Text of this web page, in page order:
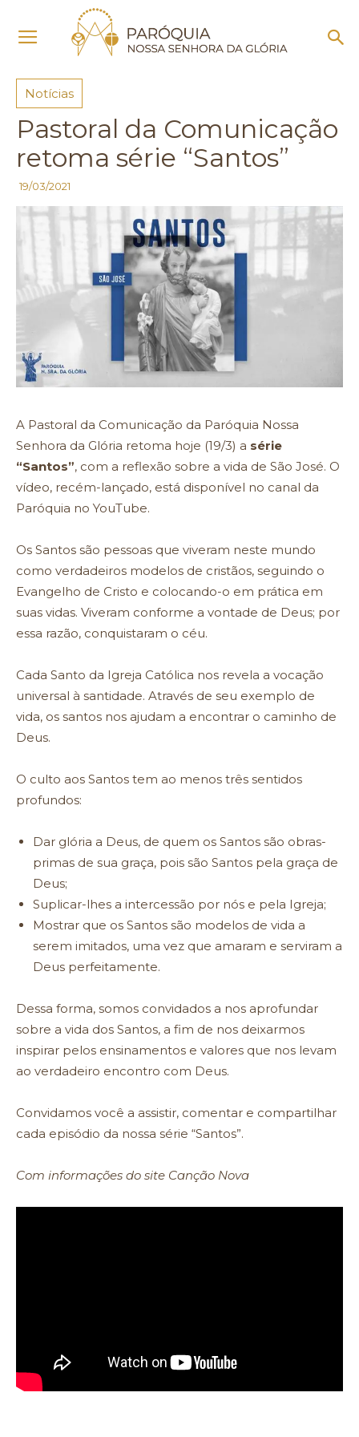
Notícias
Notícias
Pastoral da Comunicação
retoma série “Santos”
19/03/2021
A Pastoral da Comunicação da Paróquia Nossa
Senhora da Glória retoma hoje (19/3) a série
“Santos”, com a reflexão sobre a vida de São José. O
vídeo, recém-lançado, está disponível no canal da
Paróquia no YouTube.
Os Santos são pessoas que viveram neste mundo
como verdadeiros modelos de cristãos, seguindo o
Evangelho de Cristo e colocando-o em prática em
suas vidas. Viveram conforme a vontade de Deus; por
essa razão, conquistaram o céu.
Cada Santo da Igreja Católica nos revela a vocação
universal à santidade. Através de seu exemplo de
vida, os santos nos ajudam a encontrar o caminho de
Deus.
O culto aos Santos tem ao menos três sentidos
profundos:
Dar glória a Deus, de quem os Santos são obras-
primas de sua graça, pois são Santos pela graça de
Deus;
Suplicar-lhes a intercessão por nós e pela Igreja;
Mostrar que os Santos são modelos de vida a
serem imitados, uma vez que amaram e serviram a
Deus perfeitamente.
Dessa forma, somos convidados a nos aprofundar
sobre a vida dos Santos, a fim de nos deixarmos
inspirar pelos ensinamentos e valores que nos levam
ao verdadeiro encontro com Deus.
Convidamos você a assistir, comentar e compartilhar
cada episódio da nossa série “Santos”.
Com informações do site Canção Nova